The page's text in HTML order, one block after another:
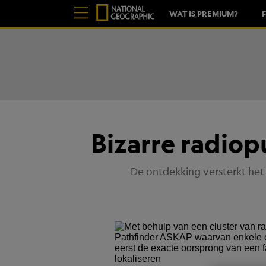
WAT IS PREMIUM?
Bizarre
De ontdekking versterkt het